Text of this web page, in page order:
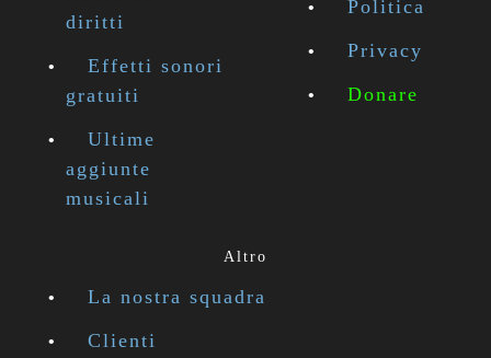
diritti
Effetti sonori
gratuiti
Ultime
aggiunte
musicali
Politica
Privacy
Donare
Altro
La nostra squadra
Clienti